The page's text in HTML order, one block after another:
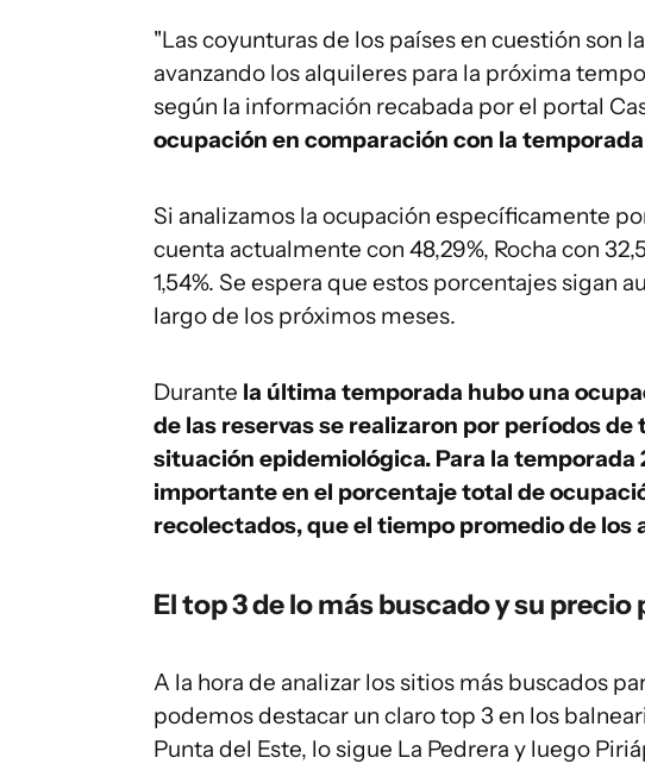
"Las coyunturas de los países en cuestión son
avanzando los alquileres para la próxima
según la información recabada por el portal
ocupación en comparación con la
Si analizamos la ocupación específicamente
cuenta actualmente con 48,29%, Rocha con
1,54%. Se espera que estos porcentajes sigan
largo de los próximos meses.
Durante la última temporada hubo una
de las reservas se realizaron por períodos
situación epidemiológica. Para la
importante en el porcentaje total de
recolectados, que el tiempo promedio de los
El top 3 de lo más buscado y su
A la hora de analizar los sitios más buscados
podemos destacar un claro top 3 en los
Punta del Este, lo sigue La Pedrera y luego